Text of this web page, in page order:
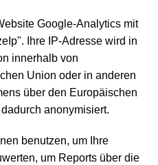
Google-Analytics mit
Ihre IP-Adresse wird in
innerhalb von
Union oder in anderen
über den Europäischen
anonymisiert.
benutzen, um Ihre
um Reports über die